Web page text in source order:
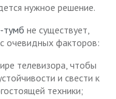
нужное решение.
тумб не существует,
очевидных факторов:
телевизора, чтобы
и свести к
техники;